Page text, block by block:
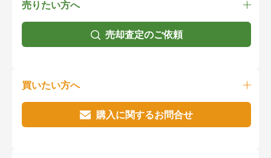
売りたい方へ
売却査定のご依頼
買いたい方へ
購入に関するお問合せ